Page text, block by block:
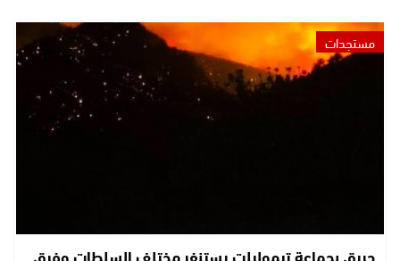
مستجدات